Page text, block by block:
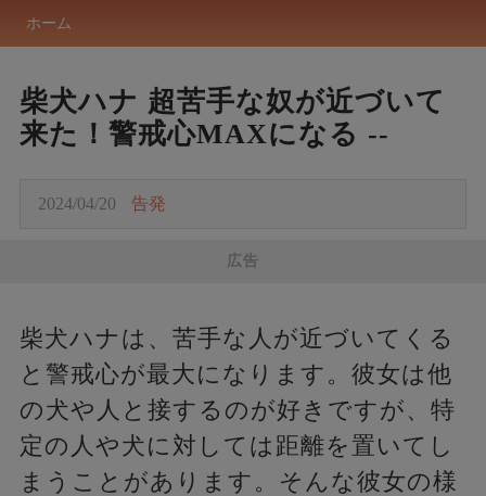
ホーム
柴犬ハナ 超苦手な奴が近づいて
来た！警戒心MAXになる --
2024/04/20 告発
広告
柴犬ハナは、苦手な人が近づいてくる
と警戒心が最大になります。彼女は他
の犬や人と接するのが好きですが、特
定の人や犬に対しては距離を置いてし
まうことがあります。そんな彼女の様